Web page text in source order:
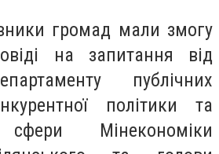
громад мали змогу
на запитання від
публічних
політики та
сфери Мінекономіки